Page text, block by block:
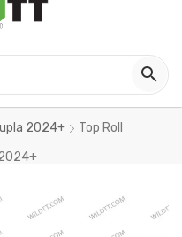

2024+
Top Roll